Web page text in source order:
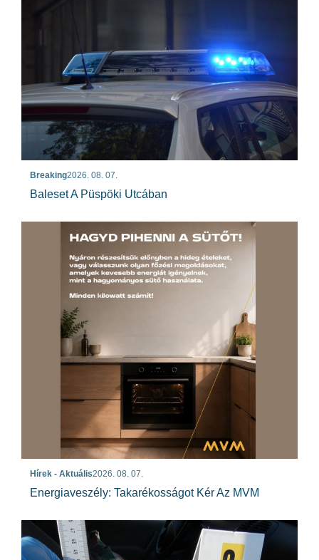
Breaking2026. 08. 07.
Baleset A Püspöki Utcában
Hírek - Aktuális2026. 08. 07.
Energiaveszély: Takarékosságot Kér Az MVM